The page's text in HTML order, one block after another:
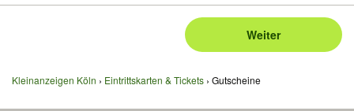
Weiter
Kleinanzeigen Köln Eintrittskarten & Tickets Gutscheine